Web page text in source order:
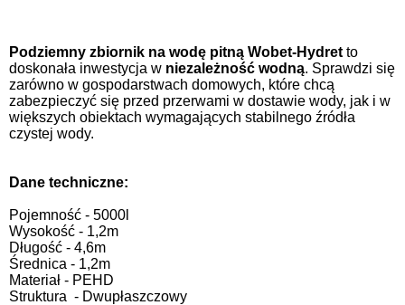
Podziemny zbiornik na wodę pitną Wobet-Hydret to
doskonała inwestycja w niezależność wodną. Sprawdzi się
zarówno w gospodarstwach domowych, które chcą
zabezpieczyć się przed przerwami w dostawie wody, jak i w
większych obiektach wymagających stabilnego źródła
czystej wody.
Dane techniczne:
Pojemność - 5000l
Wysokość - 1,2m
Długość - 4,6m
Średnica - 1,2m
Materiał - PEHD
Struktura - Dwupłaszczowy